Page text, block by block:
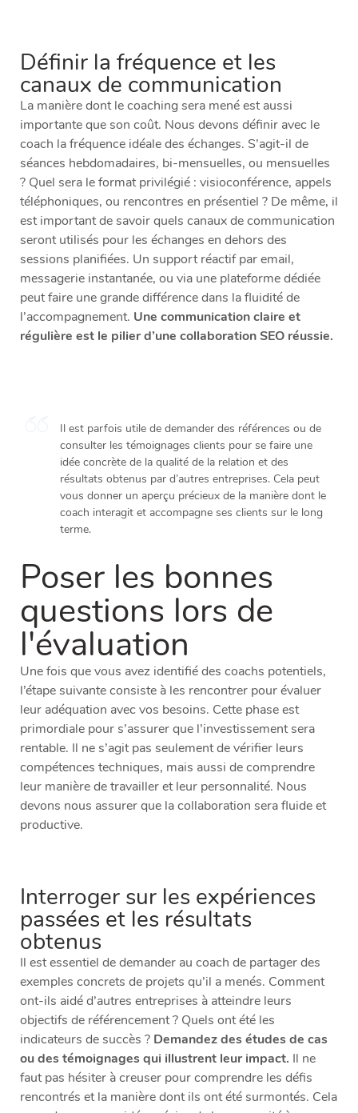
Définir la fréquence et les
canaux de communication
La manière dont le coaching sera mené est aussi
importante que son coût. Nous devons définir avec le
coach la fréquence idéale des échanges. S’agit-il de
séances hebdomadaires, bi-mensuelles, ou mensuelles
? Quel sera le format privilégié : visioconférence, appels
téléphoniques, ou rencontres en présentiel ? De même, il
est important de savoir quels canaux de communication
seront utilisés pour les échanges en dehors des
sessions planifiées. Un support réactif par email,
messagerie instantanée, ou via une plateforme dédiée
peut faire une grande différence dans la fluidité de
l’accompagnement. Une communication claire et
régulière est le pilier d’une collaboration SEO réussie.
Il est parfois utile de demander des références ou de
consulter les témoignages clients pour se faire une
idée concrète de la qualité de la relation et des
résultats obtenus par d’autres entreprises. Cela peut
vous donner un aperçu précieux de la manière dont le
coach interagit et accompagne ses clients sur le long
terme.
Poser les bonnes
questions lors de
l'évaluation
Une fois que vous avez identifié des coachs potentiels,
l’étape suivante consiste à les rencontrer pour évaluer
leur adéquation avec vos besoins. Cette phase est
primordiale pour s’assurer que l’investissement sera
rentable. Il ne s’agit pas seulement de vérifier leurs
compétences techniques, mais aussi de comprendre
leur manière de travailler et leur personnalité. Nous
devons nous assurer que la collaboration sera fluide et
productive.
Interroger sur les expériences
passées et les résultats
obtenus
Il est essentiel de demander au coach de partager des
exemples concrets de projets qu’il a menés. Comment
ont-ils aidé d’autres entreprises à atteindre leurs
objectifs de référencement ? Quels ont été les
indicateurs de succès ? Demandez des études de cas
ou des témoignages qui illustrent leur impact. Il ne
faut pas hésiter à creuser pour comprendre les défis
rencontrés et la manière dont ils ont été surmontés. Cela